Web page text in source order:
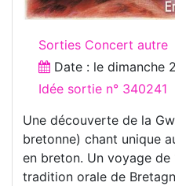
Sorties Concert autre
Date : le dimanche
Idée sortie n° 340241
Une découverte de la
bretonne) chant unique
en breton. Un voyage de
tradition orale de